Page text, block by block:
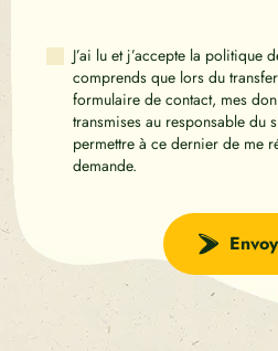
J’ai lu et j’accepte la politique
comprends que lors du
formulaire de contact, mes
transmises au responsable du
permettre à ce dernier de me
demande.